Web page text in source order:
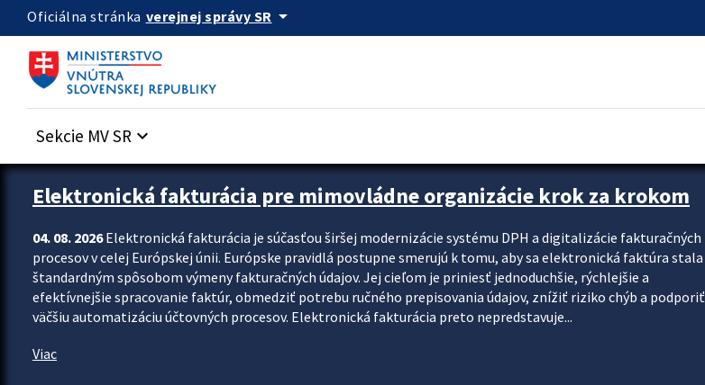
Preskocit na hlavný obsah
Oficiálna stránka verejnej správy SR arrow_drop_down
Sekcie MV SR keyboard_arrow_down
Zastavit automatický posun upútavok
Elektronická fakturácia pre mimovládne organizácie krok za krokom
04. 08. 2026Elektronická fakturácia je súčasťou širšej modernizácie systému DPH a digitalizácie fakturačných
procesov v celej Európskej únii. Európske pravidlá postupne smerujú k tomu, aby sa elektronická faktúra stala
štandardným spôsobom výmeny fakturačných údajov. Jej cieľom je priniesť jednoduchšie, rýchlejšie a
efektívnejšie spracovanie faktúr, obmedziť potrebu ručného prepisovania údajov, znížiť riziko chýb a podporiť
väčšiu automatizáciu účtovných procesov. Elektronická fakturácia preto nepredstavuje...
Viac